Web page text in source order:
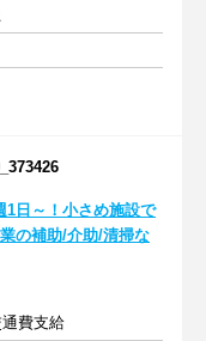
1日～！小さめ施設で
の補助/介助/清掃な
通費支給